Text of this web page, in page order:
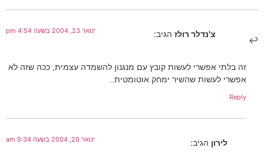
צ'נדלר רולז הגיב: ינואר 23, 2004 בשעה 4:54 pm
זה בלתי אפשרי לעשות קובץ עם מנגנון להשמדה עצמית, ככה שזה לא
אפשרי לעשות שהשיר ימחק אוטומטית..
Reply
לירון הגיב: ינואר 20, 2004 בשעה 9:34 am